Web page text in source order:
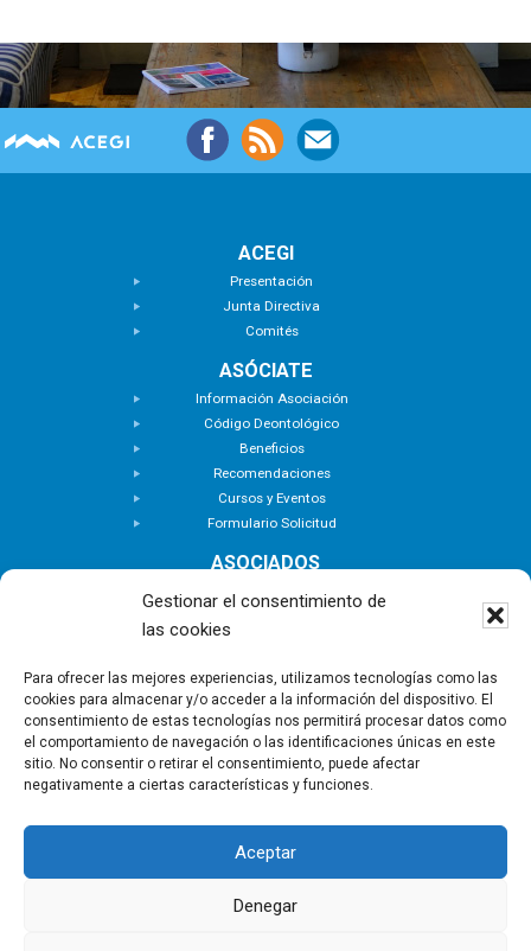
Gestionar el consentimiento de
las cookies
Para ofrecer las mejores experiencias, utilizamos tecnologías como las
cookies para almacenar y/o acceder a la información del dispositivo. El
consentimiento de estas tecnologías nos permitirá procesar datos como
el comportamiento de navegación o las identificaciones únicas en este
sitio. No consentir o retirar el consentimiento, puede afectar
negativamente a ciertas características y funciones.
Aceptar
Denegar
ACEGI
Presentación
Junta Directiva
Comités
ASÓCIATE
Información Asociación
Código Deontológico
Beneficios
Recomendaciones
Cursos y Eventos
Formulario Solicitud
ASOCIADOS
Buscar Asociados
Zona Privada
ACTUALIDAD
Notas de Prensa
Noticias
Nuevas Incorporaciones
CONTACTO
Copyright © - Asociación Canaria de Empresas de
Política de privacidad
Política de Cookies